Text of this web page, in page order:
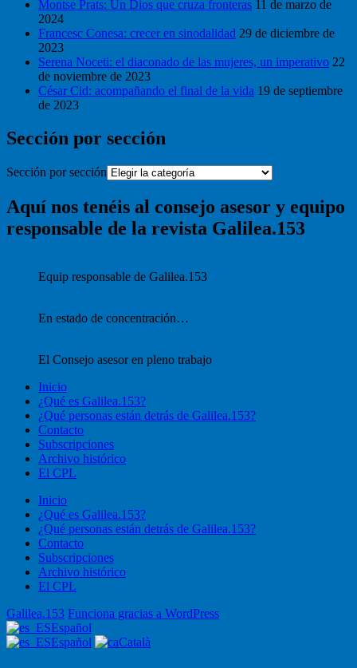
Montse Prats: Un Dios que cruza fronteras 11 de marzo de
2024
Francesc Conesa: crecer en sinodalidad 29 de diciembre de
2023
Serena Noceti: el diaconado de las mujeres, un imperativo 22
de noviembre de 2023
César Cid: acompañando el final de la vida 19 de septiembre
de 2023
Sección por sección
Sección por sección
Aquí nos tenéis al consejo asesor y equipo
responsable de la revista Galilea.153
Equip responsable de Galilea.153
En estado de concentración…
El Consejo asesor en pleno trabajo
Inicio
¿Qué es Galilea.153?
¿Qué personas están detrás de Galilea.153?
Contacto
Subscripciones
Archivo histórico
El CPL
Inicio
¿Qué es Galilea.153?
¿Qué personas están detrás de Galilea.153?
Contacto
Subscripciones
Archivo histórico
El CPL
Galilea.153 Funciona gracias a WordPress
Español
Español
Català